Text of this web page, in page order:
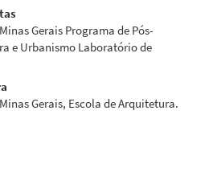
Gerais Programa de Pós-
e Urbanismo Laboratório de
Gerais, Escola de Arquitetura.